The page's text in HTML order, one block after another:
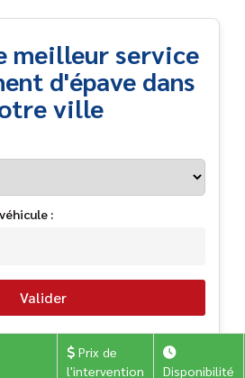
meilleur service
d'épave dans
ville
:
Valider
Prix de
l'intervention
Disponibilité